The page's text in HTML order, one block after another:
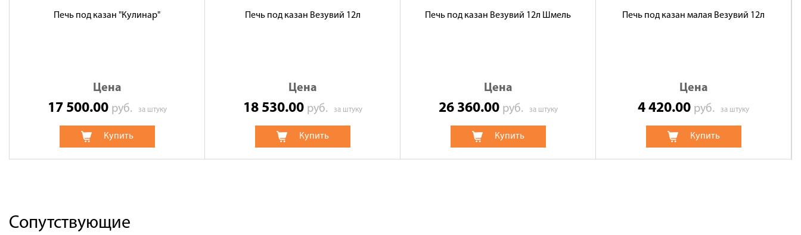
Печь под казан "Кулинар"
Цена
17 500.00 руб. за штуку
Купить
Печь под казан Везувий 12л
Цена
18 530.00 руб. за штуку
Купить
Печь под казан Везувий 12л Шмель
Цена
26 360.00 руб. за штуку
Купить
Печь под казан малая Везувий 12л
Цена
4 420.00 руб. за штуку
Купить
Сопутствующие